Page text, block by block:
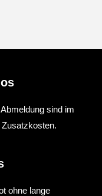
sind im
ohne lange